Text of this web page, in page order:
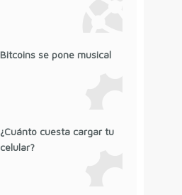
Bitcoins se pone musical
¿Cuánto cuesta cargar tu
celular?